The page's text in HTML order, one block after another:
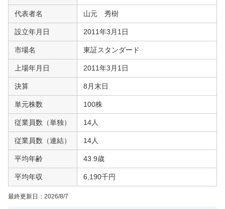
代表者名 山元 秀樹
設立年月日 2011年3月1日
市場名 東証スタンダード
上場年月日 2011年3月1日
決算 8月末日
単元株数 100株
従業員数（単独） 14人
従業員数（連結） 14人
平均年齢 43.9歳
平均年収 6,190千円
最終更新日： 2026/8/7